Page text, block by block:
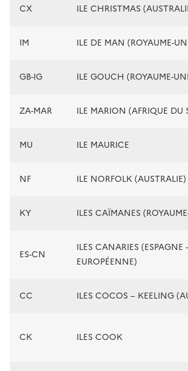
CX ILE CHRISTMAS
IM ILE DE MAN (ROYAUME-
GB-IG ILE GOUCH (ROYAUME-
ZA-MAR ILE MARION (AFRIQUE DU
MU ILE MAURICE
NF ILE NORFOLK (AUSTRALIE)
KY ILES CAÏMANES
ES-CN
ILES CANARIES
EUROPÉENNE)
CC ILES COCOS – KEELING
CK ILES COOK